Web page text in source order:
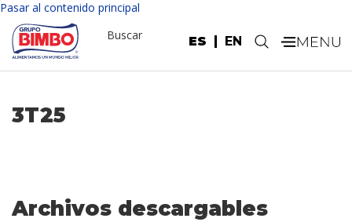
Pasar al contenido principal
ES EN
Buscar .
3T25
Archivos descargables